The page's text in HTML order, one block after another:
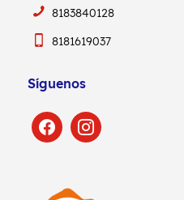
8183840128
8181619037
Síguenos